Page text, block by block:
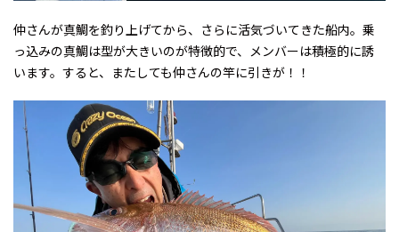
仲さんが真鯛を釣り上げてから、さらに活気づいてきた船内。乗
っ込みの真鯛は型が大きいのが特徴的で、メンバーは積極的に誘
います。すると、またしても仲さんの竿に引きが！！